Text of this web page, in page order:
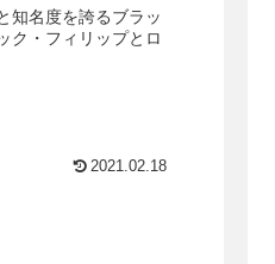
知名度を誇るブラッ
ク・フィリップとロ
2021.02.18